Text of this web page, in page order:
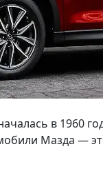
в 1960
Мазда —